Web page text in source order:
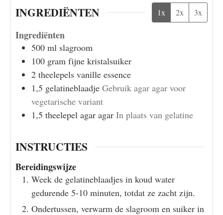
INGREDIËNTEN 1x 2x 3x
Ingrediënten
500 ml slagroom
100 gram fijne kristalsuiker
2 theelepels vanille essence
1,5 gelatineblaadje Gebruik agar agar voor
vegetarische variant
1,5 theelepel agar agar In plaats van gelatine
INSTRUCTIES
Bereidingswijze
Week de gelatineblaadjes in koud water
gedurende 5-10 minuten, totdat ze zacht zijn.
Ondertussen, verwarm de slagroom en suiker in